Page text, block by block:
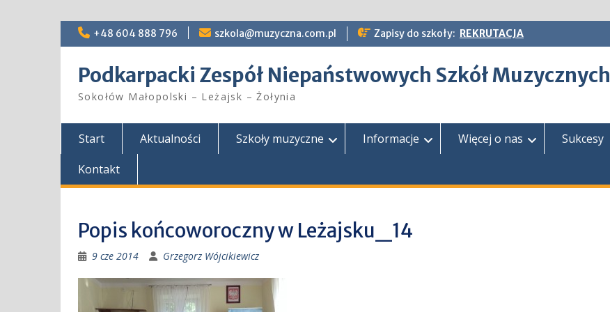
Skip
+48 604 888 796 szkola@muzyczna.com.pl Zapisy do szkoły: REKRUTACJA
Podkarpacki Zespół Niepaństwowych Szkół Muzycznych
Sokołów Małopolski – Leżajsk – Żołynia
Start Aktualności Szkoły muzyczne Informacje Więcej o nas Sukcesy
Kontakt
Popis końcoworoczny w Leżajsku_14
9 cze 2014 Grzegorz Wójcikiewicz